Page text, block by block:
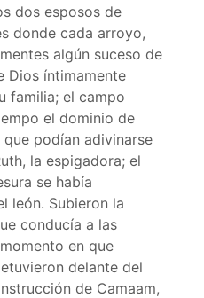
dos esposos de
donde cada arroyo,
algún suceso de
Dios íntimamente
familia; el campo
el dominio de
podían adivinarse
la espigadora; el
se había
león. Subieron la
conducía a las
en que
delante del
de Camaam,